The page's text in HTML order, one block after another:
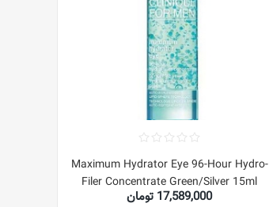
Maximum Hydrator Eye 96-Hour Hydro-
Filer Concentrate Green/Silver 15ml
17,589,000 تومان